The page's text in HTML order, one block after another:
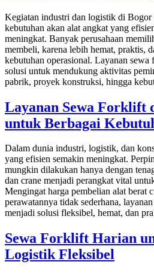
Kegiatan industri dan logistik di Bogor
kebutuhan akan alat angkat yang
meningkat. Banyak perusahaan
membeli, karena lebih hemat, praktis,
kebutuhan operasional. Layanan
solusi untuk mendukung aktivitas
pabrik, proyek konstruksi, hingga
Layanan Sewa Forklift
untuk Berbagai
Dalam dunia industri, logistik, dan
yang efisien semakin meningkat.
mungkin dilakukan hanya dengan
dan crane menjadi perangkat vital
Mengingat harga pembelian alat berat
perawatannya tidak sederhana,
menjadi solusi fleksibel, hemat, dan
Sewa Forklift Harian
Logistik Fleksibel